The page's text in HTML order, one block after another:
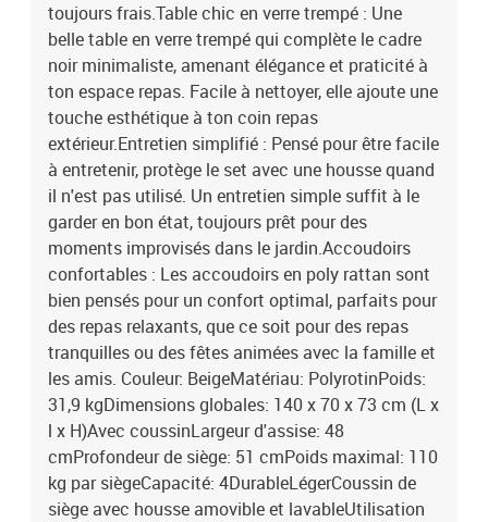
toujours frais.Table chic en verre trempé : Une
belle table en verre trempé qui complète le cadre
noir minimaliste, amenant élégance et praticité à
ton espace repas. Facile à nettoyer, elle ajoute une
touche esthétique à ton coin repas
extérieur.Entretien simplifié : Pensé pour être facile
à entretenir, protège le set avec une housse quand
il n'est pas utilisé. Un entretien simple suffit à le
garder en bon état, toujours prêt pour des
moments improvisés dans le jardin.Accoudoirs
confortables : Les accoudoirs en poly rattan sont
bien pensés pour un confort optimal, parfaits pour
des repas relaxants, que ce soit pour des repas
tranquilles ou des fêtes animées avec la famille et
les amis. Couleur: BeigeMatériau: PolyrotinPoids:
31,9 kgDimensions globales: 140 x 70 x 73 cm (L x
l x H)Avec coussinLargeur d'assise: 48
cmProfondeur de siège: 51 cmPoids maximal: 110
kg par siègeCapacité: 4DurableLégerCoussin de
siège avec housse amovible et lavableUtilisation